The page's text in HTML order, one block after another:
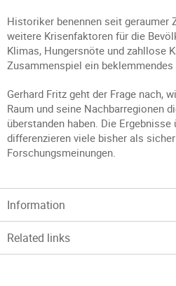
Historiker benennen seit geraumer
weitere Krisenfaktoren für die
Klimas, Hungersnöte und zahllose
Zusammenspiel ein beklemmendes
Gerhard Fritz geht der Frage nach,
Raum und seine Nachbarregionen
überstanden haben. Die Ergebnisse
differenzieren viele bisher als
Forschungsmeinungen.
Information
Related links